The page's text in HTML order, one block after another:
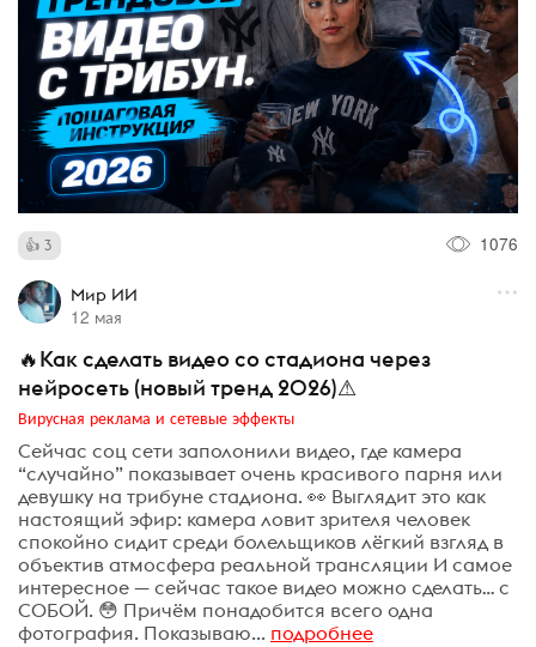
3 1076
Мир ИИ
12 мая
🔥Как сделать видео со стадиона через
нейросеть (новый тренд 2026)⚠
Вирусная реклама и сетевые эффекты
Сейчас соц сети заполонили видео, где камера
“случайно” показывает очень красивого парня или
девушку на трибуне стадиона. 👀 Выглядит это как
настоящий эфир: камера ловит зрителя человек
спокойно сидит среди болельщиков лёгкий взгляд в
объектив атмосфера реальной трансляции И самое
интересное — сейчас такое видео можно сделать… с
СОБОЙ. 😳 Причём понадобится всего одна
фотография. Показываю... подробнее